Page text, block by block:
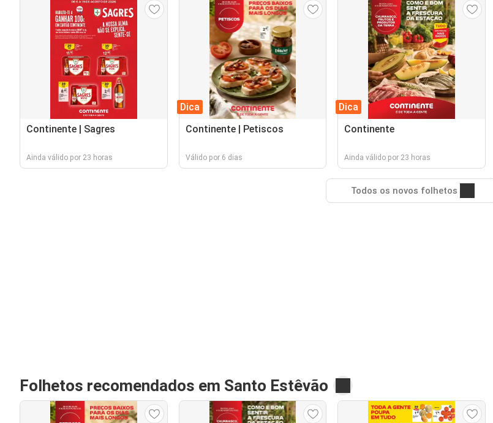
Continente | Sagres
Ainda válido por 23 horas
Dica
Continente | Petiscos
Válido por 6 dias
Dica
Continente
Ainda válido por 23 horas
Todos os novos folhetos
Folhetos recomendados em Santo Estêvão